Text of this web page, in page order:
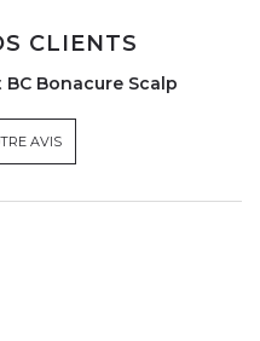
CLIENTS
Bonacure Scalp
AVIS